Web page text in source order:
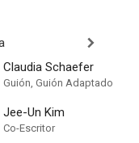
Claudia Schaefer
Guión, Guión Adaptado
Jee-Un Kim
Co-Escritor